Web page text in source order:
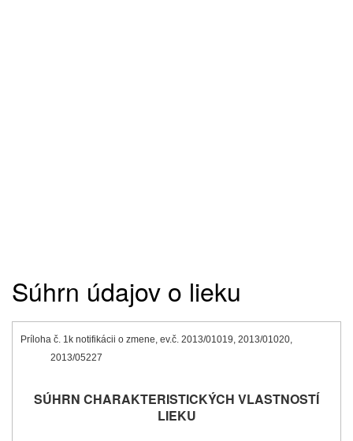
Súhrn údajov o lieku
Príloha č. 1 k notifikácii o zmene, ev.č. 2013/01019, 2013/01020,
2013/05227
SÚHRN CHARAKTERISTICKÝCH VLASTNOSTÍ
LIEKU